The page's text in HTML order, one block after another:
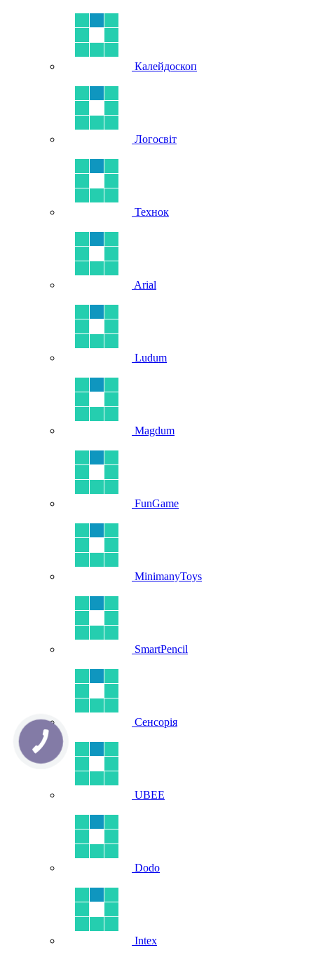
Калейдоскоп
Логосвіт
Технок
Arial
Ludum
Magdum
FunGame
MinimanyToys
SmartPencil
Сенсорія
UBEE
Dodo
Intex